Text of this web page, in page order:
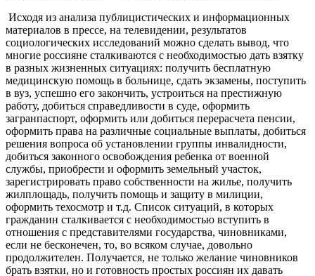
Исходя из анализа публицистических и информационных
материалов в прессе, на телевидении, результатов
социологических исследований можно сделать вывод, что
многие россияне сталкиваются с необходимостью дать взятку
в разных жизненных ситуациях: получить бесплатную
медицинскую помощь в больнице, сдать экзамены, поступить
в вуз, успешно его закончить, устроиться на престижную
работу, добиться справедливости в суде, оформить
загранпаспорт, оформить или добиться перерасчета пенсии,
оформить права на различные социальные выплаты, добиться
решения вопроса об установлении группы инвалидности,
добиться законного освобождения ребенка от военной
службы, приобрести и оформить земельный участок,
зарегистрировать право собственности на жилье, получить
жилплощадь, получить помощь и защиту в милиции,
оформить техосмотр и т.д. Список ситуаций, в которых
гражданин сталкивается с необходимостью вступить в
отношения с представителями государства, чиновниками,
если не бесконечен, то, во всяком случае, довольно
продолжителен. Получается, не только желание чиновников
брать взятки, но и готовность простых россиян их давать